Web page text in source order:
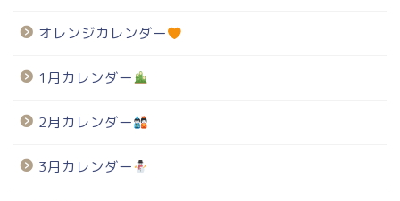
オレンジカレンダー
1月カレンダー
2月カレンダー
3月カレンダー